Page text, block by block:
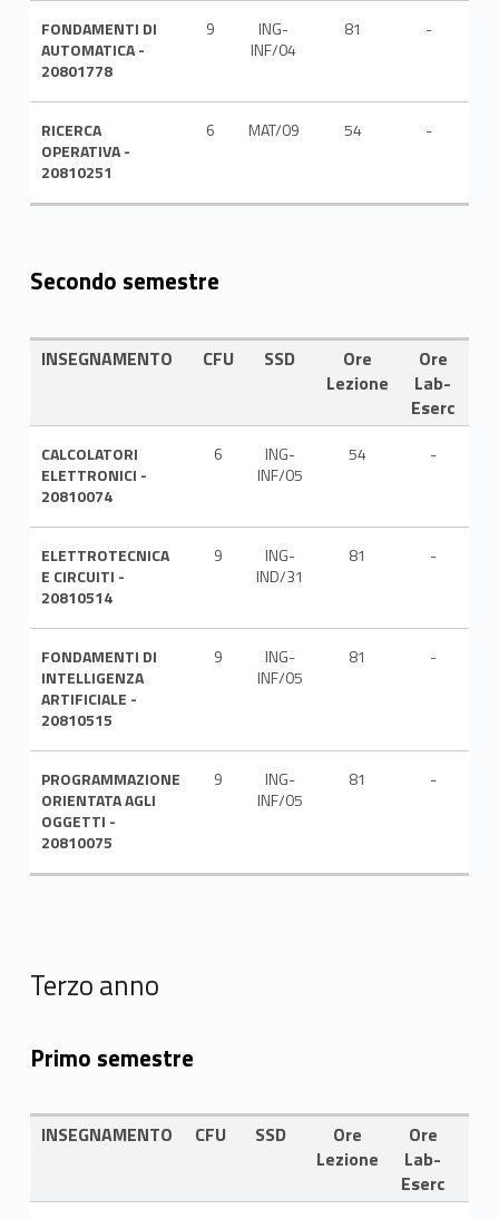
FONDAMENTI DI
AUTOMATICA -
20801778
9
ING-
INF/04
81 -
RICERCA
OPERATIVA -
20810251
6 MAT/09 54 -
Secondo semestre
INSEGNAMENTO CFU SSD
Ore
Lezione
Ore
Lab-
Eserc
CALCOLATORI
ELETTRONICI -
20810074
6
ING-
INF/05
54 -
ELETTROTECNICA
E CIRCUITI -
20810514
9
ING-
IND/31
81 -
FONDAMENTI DI
INTELLIGENZA
ARTIFICIALE -
20810515
9
ING-
INF/05
81 -
PROGRAMMAZIONE
ORIENTATA AGLI
OGGETTI -
20810075
9
ING-
INF/05
81 -
Terzo anno
Primo semestre
INSEGNAMENTO CFU SSD
Ore
Lezione
Ore
Lab-
Eserc